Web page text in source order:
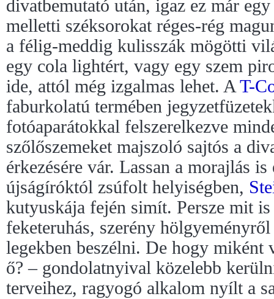
divatbemutató után, igaz ez már
melletti széksorokat réges-rég
a félig-meddig kulisszák mögötti
egy cola lightért, vagy egy szem
ide, attól még izgalmas lehet. A T-
faburkolatú termében
fotóaparátokkal felszerelkezve
szőlőszemeket majszoló sajtós a
érkezésére vár. Lassan a morajlás
újságíróktól zsúfolt helyiségben,
kutyuskája fején simít. Persze mit
feketeruhás, szerény
legekben beszélni. De hogy miként
ő? – gondolatnyival közelebb
terveihez, ragyogó alkalom nyílt a